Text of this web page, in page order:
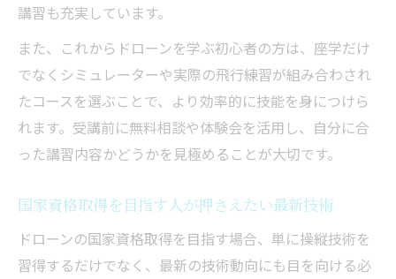
講習も充実しています。
また、これからドローンを学ぶ初心者の方は、座学だけ
でなくシミュレーターや実際の飛行練習が組み合わされ
たコースを選ぶことで、より効率的に技能を身につけら
れます。受講前に無料相談や体験会を活用し、自分に合
った講習内容かどうかを見極めることが大切です。
国家資格取得を目指す人が押さえたい最新技術
ドローンの国家資格取得を目指す場合、単に操縦技術を
習得するだけでなく、最新の技術動向にも目を向ける必